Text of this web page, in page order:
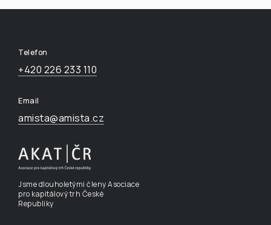
Telefon
+420 226 233 110
Email
amista@amista.cz
Jsme dlouholetými členy Asociace
pro kapitálový trh České
Republiky